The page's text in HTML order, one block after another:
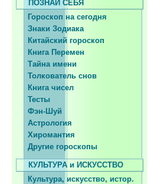
ПОЗНАЙ СЕБЯ
Гороскоп на сегодня
Знаки Зодиака
Китайский гороскоп
Книга Перемен
Тайна имени
Толкователь снов
Книга чисел
Тесты
Фэн-Шуй
Астрология
Хиромантия
Другие гороскопы
КУЛЬТУРА и ИСКУССТВО
Культура, искусство, истор.